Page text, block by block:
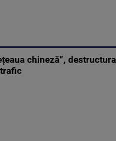
chineză”,